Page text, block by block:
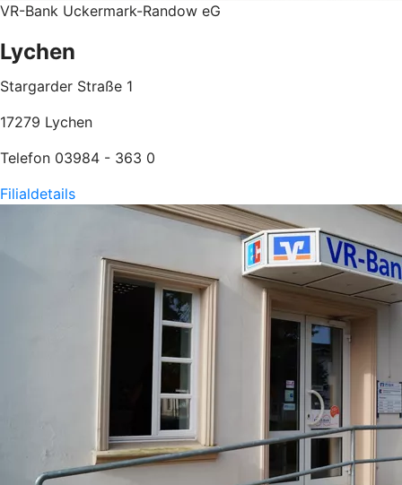
VR-Bank Uckermark-Randow eG
Lychen
Stargarder Straße 1
17279 Lychen
Telefon 03984 - 363 0
Filialdetails